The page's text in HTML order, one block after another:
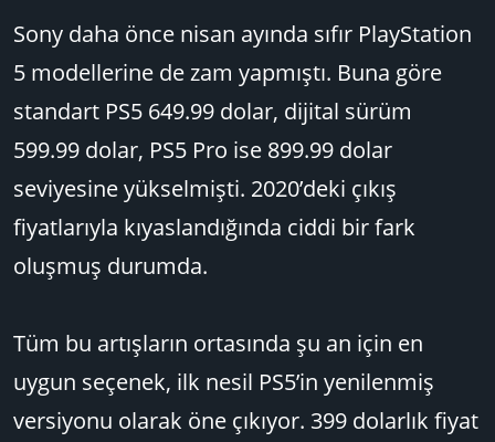
Sony daha önce nisan ayında sıfır PlayStation
5 modellerine de zam yapmıştı. Buna göre
standart PS5 649.99 dolar, dijital sürüm
599.99 dolar, PS5 Pro ise 899.99 dolar
seviyesine yükselmişti. 2020’deki çıkış
fiyatlarıyla kıyaslandığında ciddi bir fark
oluşmuş durumda.
Tüm bu artışların ortasında şu an için en
uygun seçenek, ilk nesil PS5’in yenilenmiş
versiyonu olarak öne çıkıyor. 399 dolarlık fiyat